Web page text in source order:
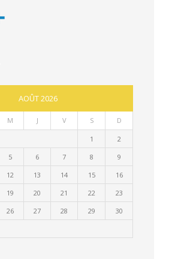
AOÛT 2026
M J V S D
1
2
5 6 7 8
9
12 13 14 15
16
19 20 21 22
23
26 27 28 29
30